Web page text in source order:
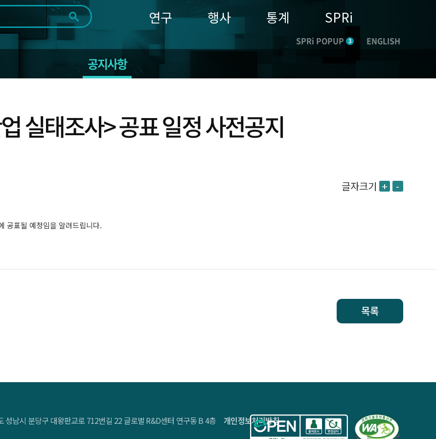
전체
1일 1주 1개월 3개월 1년
~
연구 행사 통계 SPRi
SPRi POPUP 3 ENGLISH
공지사항
실태조사> 공표 일정 사전공지
글자크기 + -
공표될 예정임을 알려드립니다.
목록
성남시 분당구 대왕판교로 712번길 22 글로벌 R&D센터 연구동 B 4층개인정보처리방침